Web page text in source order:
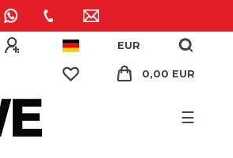
EUR
0,00 EUR
☰